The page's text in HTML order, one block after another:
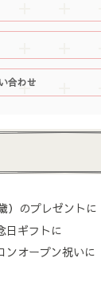
合わせ
）のプレゼントに
日ギフトに
ンオープン祝いに